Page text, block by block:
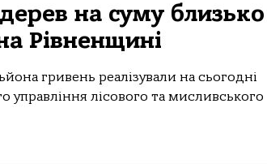
на суму близько
Рівненщині
гривень реалізували на сьогодні
управління лісового та мисливського